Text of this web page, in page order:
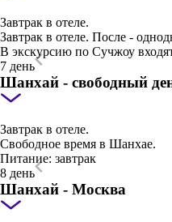
Завтрак в отеле.
Завтрак в отеле. После -
В экскурсию по Сучжоу
7 день
Шанхай - свободный
Завтрак в отеле.
Свободное время в Шанхае.
Питание: завтрак
8 день
Шанхай - Москва